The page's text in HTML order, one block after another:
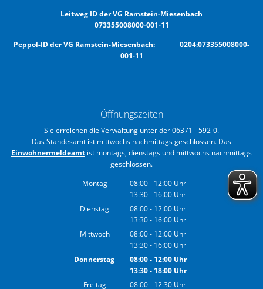
Leitweg ID der VG Ramstein-Miesenbach
073355008000-001-11
Peppol-ID der VG Ramstein-Miesenbach: 0204:073355008000-
001-11
Öffnungszeiten
Sie erreichen die Verwaltung unter der 06371 - 592-0.
Das Standesamt ist mittwochs nachmittags geschlossen. Das
Einwohnermeldeamt ist montags, dienstags und mittwochs nachmittags
geschlossen.
Montag
08:00- 12:00 Uhr
Von 08:00 bis 12:00 Uhr
13:30- 16:00 Uhr
Von 13:30 bis 16:00 Uhr
Dienstag 08:00- 12:00 Uhr
Von 08:00 bis 12:00 Uhr
13:30- 16:00 Uhr
Von 13:30 bis 16:00 Uhr
Mittwoch 08:00- 12:00 Uhr
Von 08:00 bis 12:00 Uhr
13:30- 16:00 Uhr
Von 13:30 bis 16:00 Uhr
Donnerstag 08:00- 12:00Uhr
Von 08:00 bis 12:00 Uhr
13:30- 18:00Uhr
Von 13:30 bis 18:00 Uhr
Freitag 08:00- 12:30 Uhr